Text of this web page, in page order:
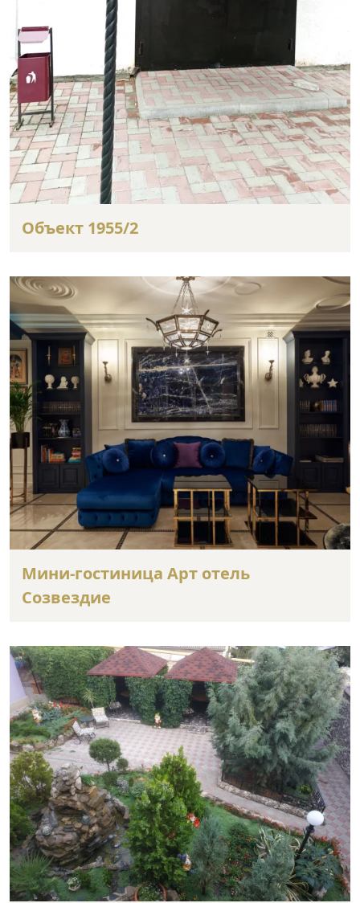
Объект 1955/2
Мини-гостиница Арт отель
Созвездие